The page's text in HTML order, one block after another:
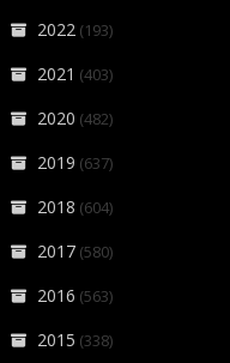
2022 (193)
2021 (403)
2020 (482)
2019 (637)
2018 (604)
2017 (580)
2016 (563)
2015 (338)